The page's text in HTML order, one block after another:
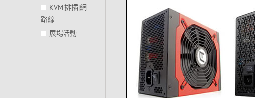
KVM|排插|網
路線
展場活動